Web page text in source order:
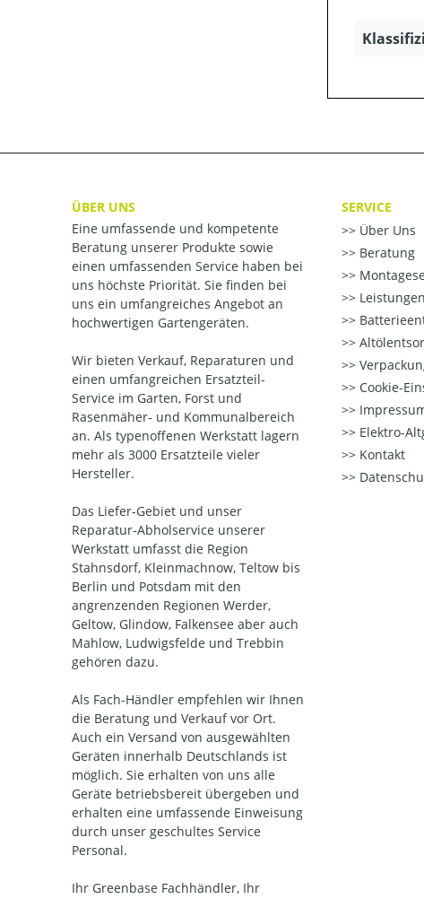
ÜBER UNS
Eine umfassende und kompetente
Beratung unserer Produkte sowie
einen umfassenden Service haben bei
uns höchste Priorität. Sie finden bei
uns ein umfangreiches Angebot an
hochwertigen Gartengeräten.
Wir bieten Verkauf, Reparaturen und
einen umfangreichen Ersatzteil-
Service im Garten, Forst und
Rasenmäher- und Kommunalbereich
an. Als typenoffenen Werkstatt lagern
mehr als 3000 Ersatzteile vieler
Hersteller.
Das Liefer-Gebiet und unser
Reparatur-Abholservice unserer
Werkstatt umfasst die Region
Stahnsdorf, Kleinmachnow, Teltow bis
Berlin und Potsdam mit den
angrenzenden Regionen Werder,
Geltow, Glindow, Falkensee aber auch
Mahlow, Ludwigsfelde und Trebbin
gehören dazu.
Als Fach-Händler empfehlen wir Ihnen
die Beratung und Verkauf vor Ort.
Auch ein Versand von ausgewählten
Geräten innerhalb Deutschlands ist
möglich. Sie erhalten von uns alle
Geräte betriebsbereit übergeben und
erhalten eine umfassende Einweisung
durch unser geschultes Service
Personal.
Ihr Greenbase Fachhändler, Ihr
SERVICE
Über Uns
Beratung
Leistungen
Cookie-
Elektro-
Kontakt